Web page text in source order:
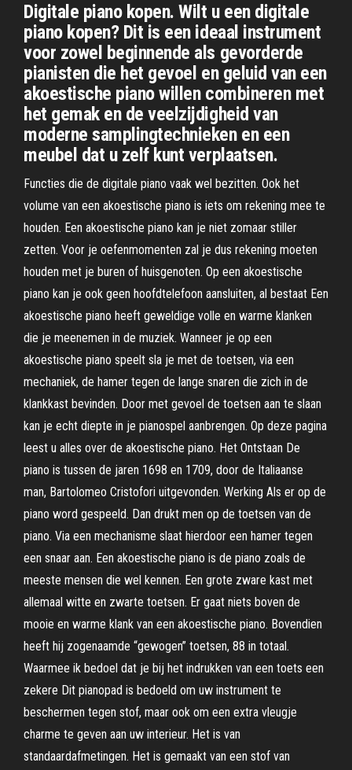
Digitale piano kopen. Wilt u een digitale
piano kopen? Dit is een ideaal instrument
voor zowel beginnende als gevorderde
pianisten die het gevoel en geluid van een
akoestische piano willen combineren met
het gemak en de veelzijdigheid van
moderne samplingtechnieken en een
meubel dat u zelf kunt verplaatsen.
Functies die de digitale piano vaak wel bezitten. Ook het
volume van een akoestische piano is iets om rekening mee te
houden. Een akoestische piano kan je niet zomaar stiller
zetten. Voor je oefenmomenten zal je dus rekening moeten
houden met je buren of huisgenoten. Op een akoestische
piano kan je ook geen hoofdtelefoon aansluiten, al bestaat Een
akoestische piano heeft geweldige volle en warme klanken
die je meenemen in de muziek. Wanneer je op een
akoestische piano speelt sla je met de toetsen, via een
mechaniek, de hamer tegen de lange snaren die zich in de
klankkast bevinden. Door met gevoel de toetsen aan te slaan
kan je echt diepte in je pianospel aanbrengen. Op deze pagina
leest u alles over de akoestische piano. Het Ontstaan De
piano is tussen de jaren 1698 en 1709, door de Italiaanse
man, Bartolomeo Cristofori uitgevonden. Werking Als er op de
piano word gespeeld. Dan drukt men op de toetsen van de
piano. Via een mechanisme slaat hierdoor een hamer tegen
een snaar aan. Een akoestische piano is de piano zoals de
meeste mensen die wel kennen. Een grote zware kast met
allemaal witte en zwarte toetsen. Er gaat niets boven de
mooie en warme klank van een akoestische piano. Bovendien
heeft hij zogenaamde “gewogen” toetsen, 88 in totaal.
Waarmee ik bedoel dat je bij het indrukken van een toets een
zekere Dit pianopad is bedoeld om uw instrument te
beschermen tegen stof, maar ook om een extra vleugje
charme te geven aan uw interieur. Het is van
standaardafmetingen. Het is gemaakt van een stof van